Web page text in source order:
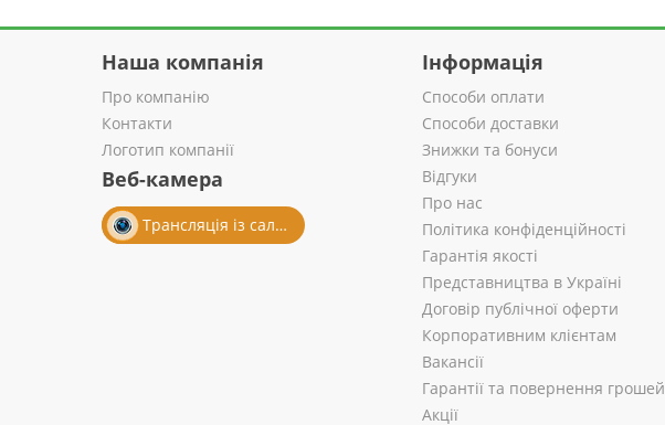
Наша компанія
Про компанію
Контакти
Логотип компанії
Веб-камера
Трансляція із салону
Інформація
Способи оплати
Способи доставки
Знижки та бонуси
Відгуки
Про нас
Політика конфіденційності
Гарантія якості
Представництва в Україні
Договір публічної оферти
Корпоративним клієнтам
Вакансії
Гарантії та повернення грошей
Акції